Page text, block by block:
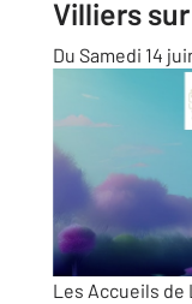
Villiers
Du Samedi 14
Les Accueils de